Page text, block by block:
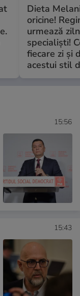
Dieta
oricine!
urmează
specialiști!
fiecare zi și
acestui stil
15:56
15:43